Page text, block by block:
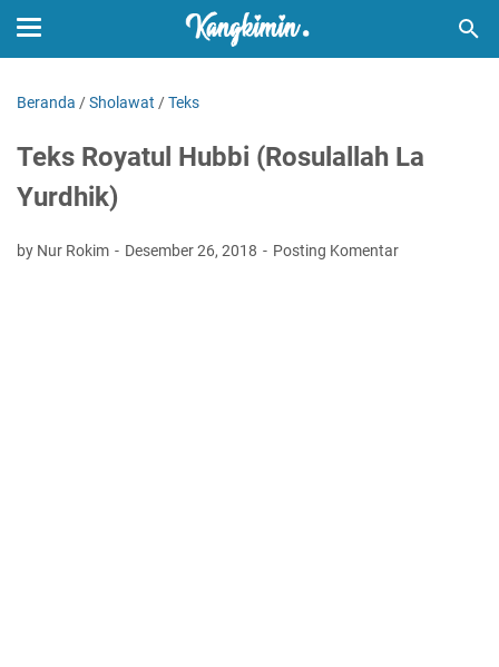
Beranda /Sholawat /Teks
Teks Royatul Hubbi (Rosulallah La
Yurdhik)
by Nur Rokim Desember 26, 2018 Posting Komentar